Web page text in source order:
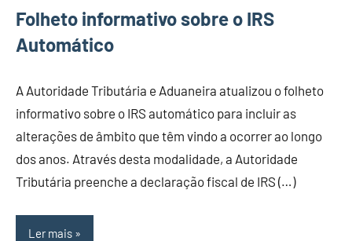
Folheto informativo sobre o IRS
Automático
A Autoridade Tributária e Aduaneira atualizou o folheto
informativo sobre o IRS automático para incluir as
alterações de âmbito que têm vindo a ocorrer ao longo
dos anos. Através desta modalidade, a Autoridade
Tributária preenche a declaração fiscal de IRS (…)
Ler mais